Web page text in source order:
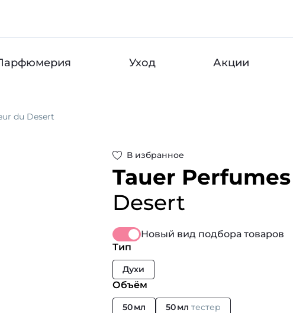
Уход Акции
du Desert
В избранное
Tauer Perfumes
Desert
Новый вид подбора товаров
Тип
Духи
Объём
50 мл 50 мл тестер